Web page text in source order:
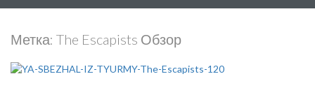
Метка: The Escapists Обзор